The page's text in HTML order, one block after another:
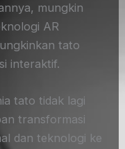
mungkin
AR
tato
interaktif.
tato tidak lagi
transformasi
dan teknologi ke